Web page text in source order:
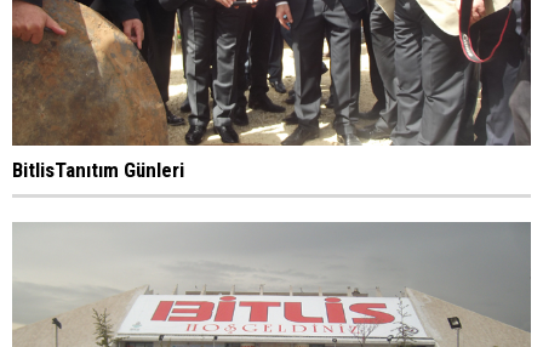
BitlisTanıtım Günleri